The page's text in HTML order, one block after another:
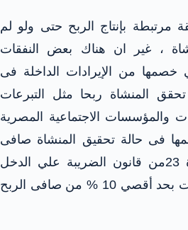
مرتبطة بإنتاج الربح حتى ولو لم
، غير ان هناك بعض النفقات
من الإيرادات الداخلة فى
المنشاة ربحا مثل التبرعات
والمؤسسات الاجتماعية المصرية
فى حالة تحقيق المنشاة صافى
خسارة ، حيث ان المادة 23من قانون الضريبة علي الدخل
تسمح بخصم هذه التبرعات بحد أقصي 10 % من صافى الربح